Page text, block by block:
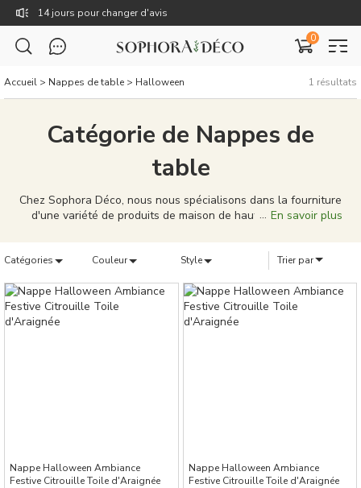
14 jours pour changer d'avis
Livraison gratuite dès 59€
Rejoignez Sophora Déco pour des coupons exclusifs !
0
Accueil > Nappes de table > Halloween 1 résultats
Catégorie de Nappes de
table
Chez Sophora Déco, nous nous spécialisons dans la fourniture
d'une variété de produits de maison de haute qualité pour
notre gamme de produits est conçue pour porter votre vie à
seulement bien conçus, mais aussi de qualité supérieure,
capables de donner à votre maison une personnalité et un
style uniques. Nous nous efforçons de fournir une solution
En savoir plus
Catégories Couleur Style Trier par
Nappe Halloween Ambiance
Festive Citrouille Toile d'Araignée
Nappe Halloween Ambiance
Festive Citrouille Toile d'Araignée